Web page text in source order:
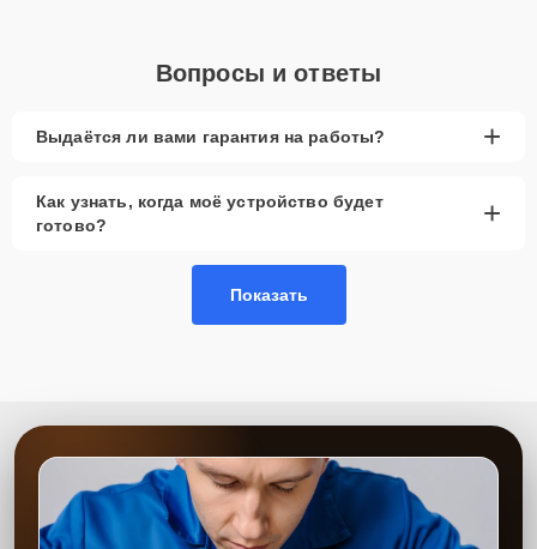
Вопросы и ответы
Выдаётся ли вами гарантия на работы? +
Как узнать, когда моё устройство будет
готово?
+
Показать